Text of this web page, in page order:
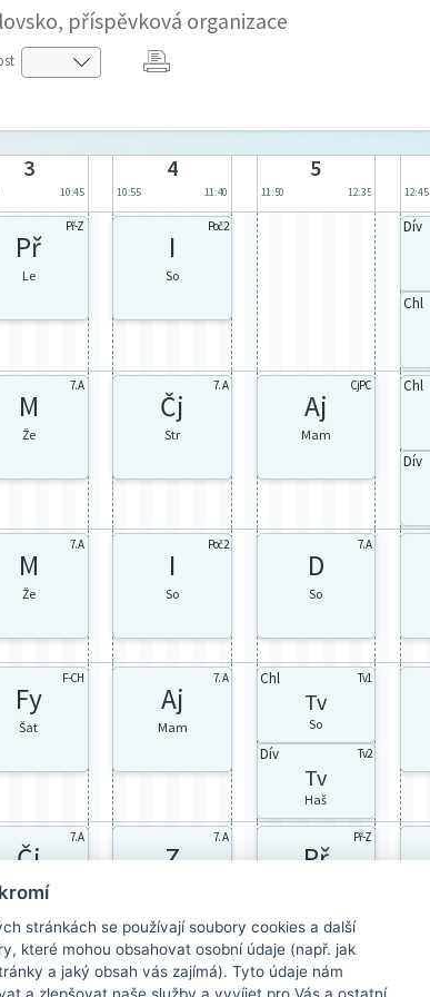
příspěvková organizace
3
10:45
4
10:55 11:40
5
11:50 12:35 12:45
Př-Z
Př
Le
Poč2
I
So
Dív
Chl
7. A
M
Že
7. A
Čj
Str
CjPC
Aj
Mam
Chl
Dív
7. A
M
Že
Poč2
I
So
7. A
D
So
F-CH
Fy
Šat
7. A
Aj
Mam
Chl Tv1
Tv
So
Dív Tv2
Tv
Haš
7. A
Čj
Str
7. A
Z
Př-Z
Př
stránkách se používají soubory cookies a další
které mohou obsahovat osobní údaje (např. jak
a jaký obsah vás zajímá). Tyto údaje nám